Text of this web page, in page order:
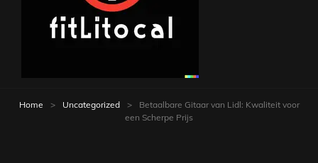
Home > Uncategorized >
Betaalbare Gitaar van Lidl: Kwaliteit voor
een Scherpe Prijs